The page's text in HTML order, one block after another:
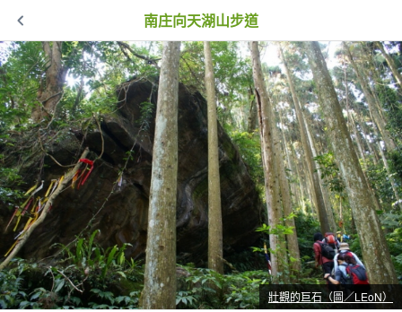
南庄向天湖山步道
壯觀的巨石（圖／LEoN）